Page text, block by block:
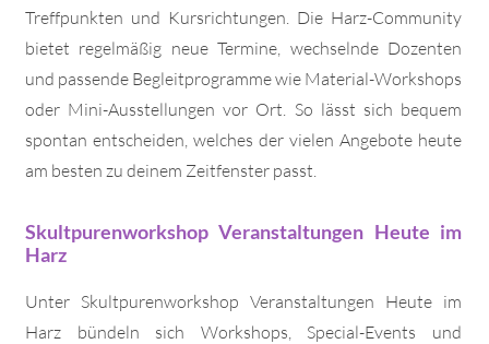
Treffpunkten und Kursrichtungen. Die Harz-Community
bietet regelmäßig neue Termine, wechselnde Dozenten
und passende Begleitprogramme wie Material-Workshops
oder Mini-Ausstellungen vor Ort. So lässt sich bequem
spontan entscheiden, welches der vielen Angebote heute
am besten zu deinem Zeitfenster passt.
Skultpurenworkshop Veranstaltungen Heute im
Harz
Unter Skultpurenworkshop Veranstaltungen Heute im
Harz bündeln sich Workshops, Special-Events und